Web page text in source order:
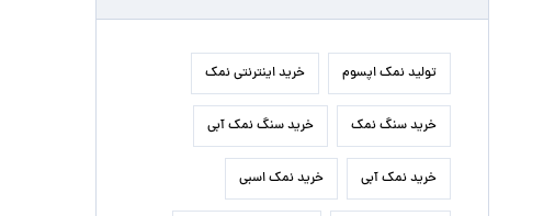
تولید نمک اپسوم خرید اینترنتی نمک
خرید سنگ نمک خرید سنگ نمک آبی
خرید نمک آبی خرید نمک اسبی